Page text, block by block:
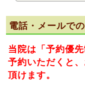
電話・メールで
当院は 「予約優先
予約いただくと
頂けます。